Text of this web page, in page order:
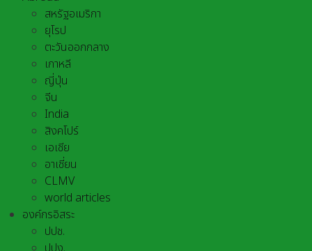
สหรัฐอเมริกา
ยุโรป
ตะวันออกกลาง
เกาหลี
ญี่ปุ่น
จีน
India
สิงคโปร์
เอเชีย
อาเชี่ยน
CLMV
world articles
องค์กรอิสระ
ปปช.